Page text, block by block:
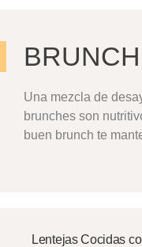
Una mezcla de
brunches son
buen brunch te
Lentejas Cocidas